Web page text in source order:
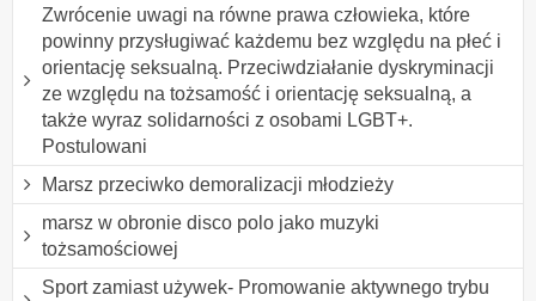
Zwrócenie uwagi na równe prawa człowieka, które
powinny przysługiwać każdemu bez względu na płeć i
orientację seksualną. Przeciwdziałanie dyskryminacji
ze względu na tożsamość i orientację seksualną, a
także wyraz solidarności z osobami LGBT+.
Postulowani
Marsz przeciwko demoralizacji młodzieży
marsz w obronie disco polo jako muzyki
tożsamościowej
Sport zamiast używek- Promowanie aktywnego trybu